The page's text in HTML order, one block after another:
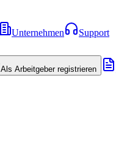
Unternehmen
Support
Als Arbeitgeber registrieren